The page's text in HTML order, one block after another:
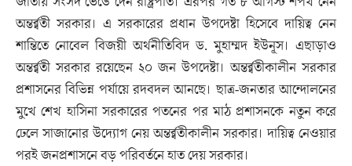
অন্তর্র্বতী সরকার। এ সরকারের প্রধান উপদেষ্টা হিসেবে দায়িত্ব নেন
শান্তিতে নোবেল বিজয়ী অর্থনীতিবিদ ড. মুহাম্মদ ইউনূস। এছাড়াও
অন্তর্র্বতী সরকার রয়েছেন ২০ জন উপদেষ্টা। অন্তর্র্বতীকালীন সরকার
প্রশাসনের বিভিন্ন পর্যায়ে রদবদল আনছে। ছাত্র-জনতার আন্দোলনের
মুখে শেখ হাসিনা সরকারের পতনের পর মাঠ প্রশাসনকে নতুন করে
ঢেলে সাজানোর উদ্যোগ নেয় অন্তর্র্বতীকালীন সরকার। দায়িত্ব নেওয়ার
পরই জনপ্রশাসনে বড় পরিবর্তনে হাত দেয় সরকার।